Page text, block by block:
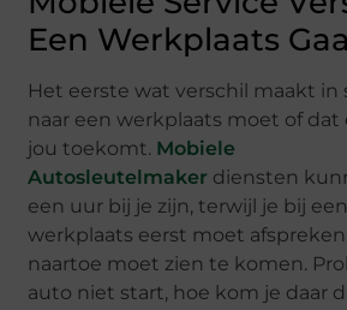
Een Werkplaats
Het eerste wat verschil maakt in
naar een werkplaats moet of dat
jou toekomt. Mobiele
Autosleutelmaker diensten
een uur bij je zijn, terwijl je bij
werkplaats eerst moet
naartoe moet zien te komen.
auto niet start, hoe kom je daar